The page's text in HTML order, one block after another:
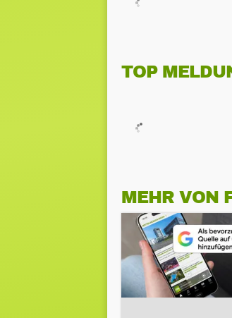
TOP
MEHR VON